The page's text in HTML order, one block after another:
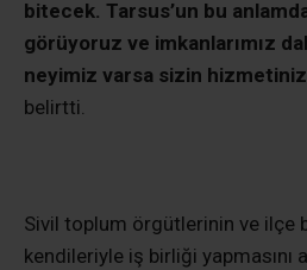
bitecek. Tarsus’un bu
görüyoruz ve imkanlarımız
neyimiz varsa sizin
belirtti.
Sivil toplum örgütlerinin ve ilçe
kendileriyle iş birliği yapmasını